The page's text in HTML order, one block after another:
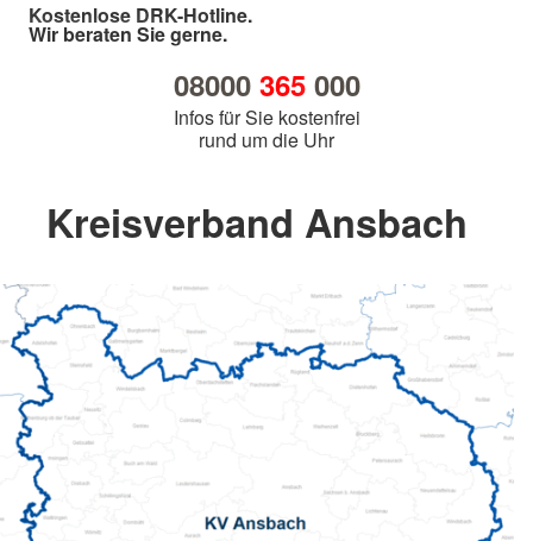
Kostenlose DRK-Hotline.
Wir beraten Sie gerne.
08000 365000
Infos für Sie kostenfrei
rund um die Uhr
Kreisverband Ansbach